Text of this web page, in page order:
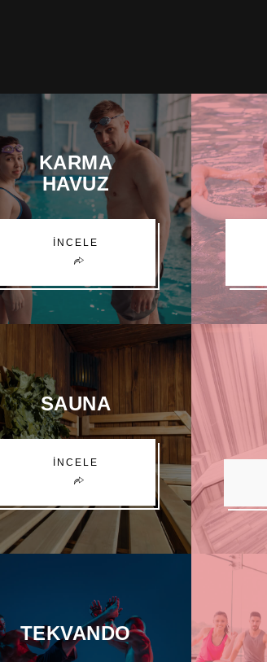
KARMA
HAVUZ
İNCELE
SAUNA
İNCELE
TEKVANDO